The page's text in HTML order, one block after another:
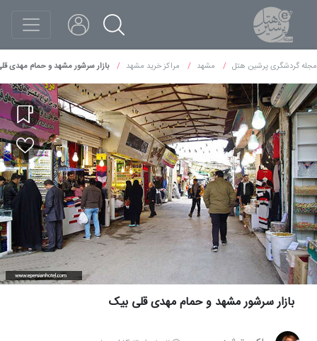
مجله گردشگری پرشین هتل مشهد مراکز خرید مشهد بازار سرشور مشهد و حمام مهدی
بازار سرشور مشهد و حمام مهدی قلی بیک